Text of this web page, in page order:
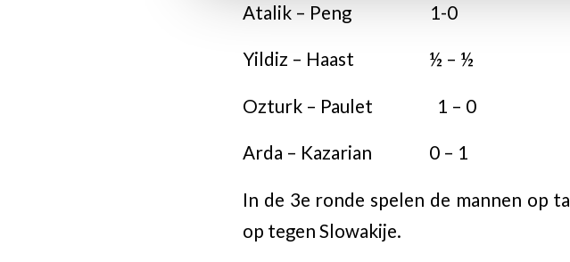
Atalik – Peng 1-0
Yildiz – Haast ½ – ½
Ozturk – Paulet 1 – 0
Arda – Kazarian 0 – 1
In de 3e ronde spelen de mannen op
op tegen Slowakije.